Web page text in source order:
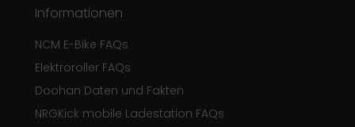
Informationen
NCM E-Bike FAQs
Elektroroller FAQs
Doohan Daten und Fakten
NRGKick mobile Ladestation FAQs